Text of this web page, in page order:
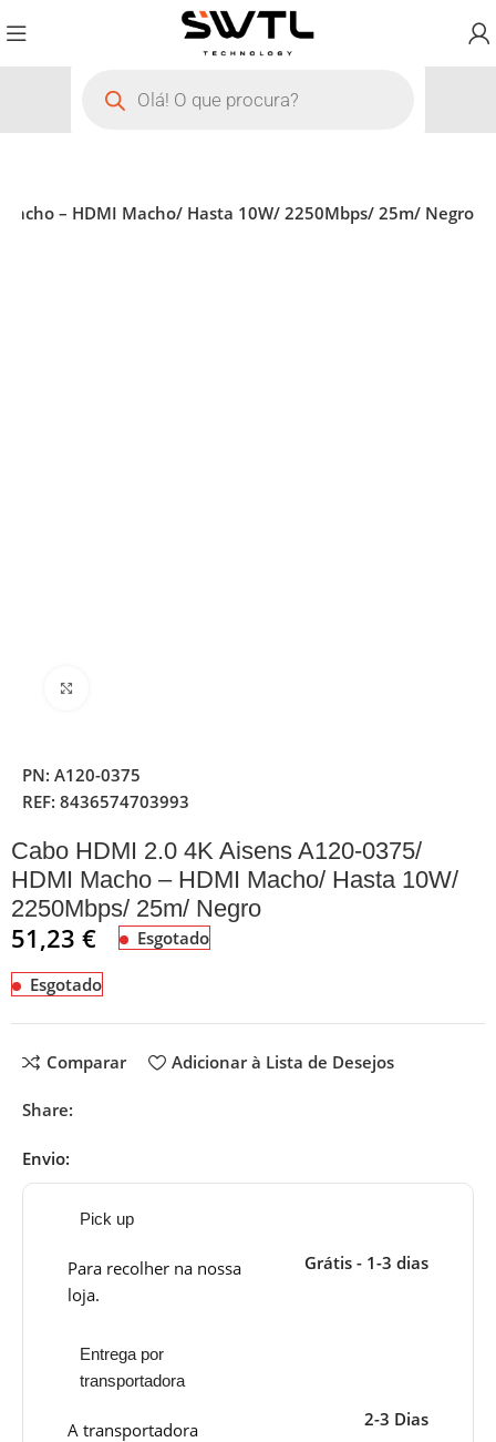
– HDMI Macho/ Hasta 10W/ 2250Mbps/ 25m/ Negro
PN:A120-0375
REF:8436574703993
Cabo HDMI 2.0 4K Aisens A120-0375/
HDMI Macho – HDMI Macho/ Hasta 10W/
2250Mbps/ 25m/ Negro
51,23€ Esgotado
Esgotado
Comparar Adicionar à Lista de Desejos
Share:
Envio:
Pick up
Para recolher na nossa
loja.
Grátis - 1-3 dias
Entrega por
transportadora
A transportadora
2-3 Dias